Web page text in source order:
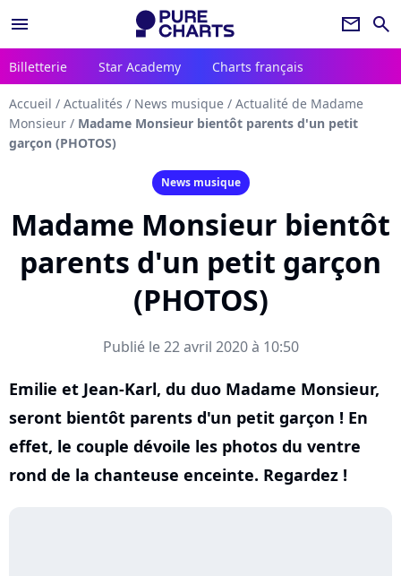
menu newsletter search
Billetterie Star Academy Charts français
Accueil / Actualités / News musique / Actualité de Madame
Monsieur / Madame Monsieur bientôt parents d'un petit
garçon (PHOTOS)
News musique
Madame Monsieur bientôt
parents d'un petit garçon
(PHOTOS)
Publié le 22 avril 2020 à 10:50
Emilie et Jean-Karl, du duo Madame Monsieur,
seront bientôt parents d'un petit garçon ! En
effet, le couple dévoile les photos du ventre
rond de la chanteuse enceinte. Regardez !